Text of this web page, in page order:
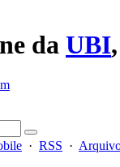
da UBI
· RSS ·